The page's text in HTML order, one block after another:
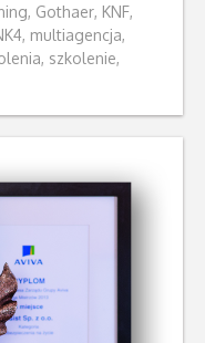
, Gothaer, KNF,
, multiagencja,
, szkolenie,